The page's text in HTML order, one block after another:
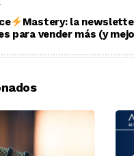
Mastery: la
para vender más (y